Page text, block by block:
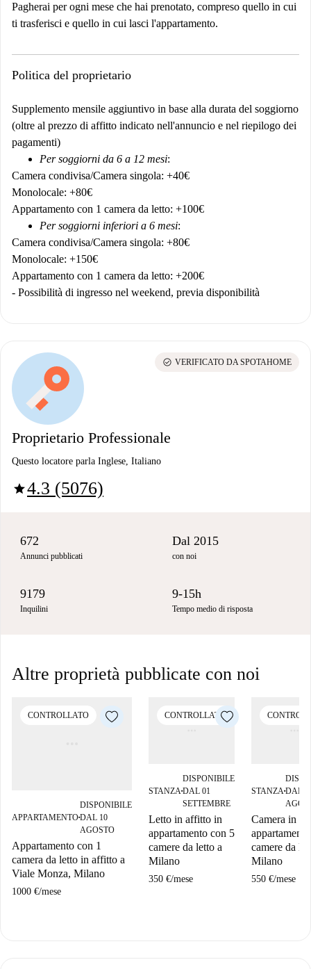
Pagherai per ogni mese che hai prenotato, compreso quello in cui
ti trasferisci e quello in cui lasci l'appartamento.
Politica del proprietario
Supplemento mensile aggiuntivo in base alla durata del soggiorno
(oltre al prezzo di affitto indicato nell'annuncio e nel riepilogo dei
pagamenti)
Per soggiorni da 6 a 12 mesi:
Camera condivisa/Camera singola: +40€
Monolocale: +80€
Appartamento con 1 camera da letto: +100€
Per soggiorni inferiori a 6 mesi:
Camera condivisa/Camera singola: +80€
Monolocale: +150€
Appartamento con 1 camera da letto: +200€
- Possibilità di ingresso nel weekend, previa disponibilità
Proprietario Professionale
Questo locatore parla Inglese, Italiano
star4.3 (5076)
check_circle VERIFICATO DA SPOTAHOME
672
Annunci pubblicati
Dal 2015
con noi
9179
Inquilini
9-15h
Tempo medio di risposta
Altre proprietà pubblicate con noi
CONTROLLATO
APPARTAMENTO■
DISPONIBILE
DAL 10
AGOSTO
Appartamento con 1
camera da letto in affitto a
Viale Monza, Milano
1000 €/mese
CONTROLLATO
STANZA■
DISPONIBILE
DAL 01
SETTEMBRE
Letto in affitto in
appartamento con 5
camere da letto a
Milano
350 €/mese
STANZA■DAL
Camera in
camere da
Milano
550 €/mese